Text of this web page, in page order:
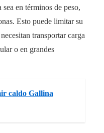
en términos de peso,
Esto puede limitar su
transportar carga
o en grandes
caldo Gallina